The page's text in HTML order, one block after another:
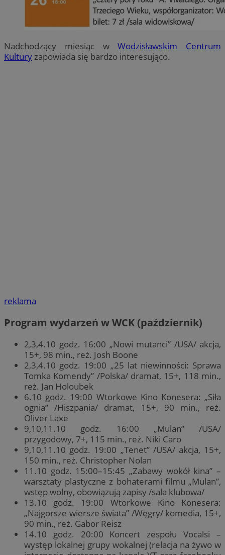
Nadchodzący miesiąc wWodzisławskim Centrum
Kulturyzapowiada się bardzo interesująco.
reklama
Program wydarzeń w WCK (październik)
2,3,4.10 godz. 16:00 „Nowi mutanci” /USA/ akcja,
15+, 98 min., reż. Josh Boone
2,3,4.10 godz. 19:00 „25 lat niewinności: Sprawa
Tomka Komendy” /Polska/ dramat, 15+, 118 min.,
reż. Jan Holoubek
6.10 godz. 19:00 Wtorkowe Kino Konesera: „Siła
ognia” /Hiszpania/ dramat, 15+, 90 min., reż.
Oliver Laxe
9,10,11.10 godz. 16:00 „Mulan” /USA/
przygodowy, 7+, 115 min., reż. Niki Caro
9,10,11.10 godz. 19:00 „Tenet” /USA/ akcja, 15+,
150 min., reż. Christopher Nolan
11.10 godz. 15:00–15:45 „Zabawy wokół kina” –
warsztaty plastyczne z bohaterami filmu „Mulan”,
wstęp wolny, obowiązują zapisy /sala klubowa/
13.10 godz. 19:00 Wtorkowe Kino Konesera:
„Najgorsze wiersze świata” /Węgry/ komedia, 15+,
90 min., reż. Gabor Reisz
14.10 godz. 20:00 Koncert zespołu Vocalsi –
występ lokalnej grupy wokalnej (relacja na żywo w